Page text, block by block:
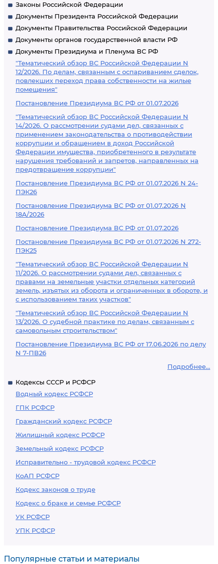
Законы Российской Федерации
Документы Президента Российской Федерации
Документы Правительства Российской Федерации
Документы органов государственной власти РФ
Документы Президиума и Пленума ВС РФ
"Тематический обзор ВС Российской Федерации N
12/2026. По делам, связанным с оспариванием сделок,
повлекших переход права собственности на жилые
помещения"
Постановление Президиума ВС РФ от 01.07.2026
"Тематический обзор ВС Российской Федерации N
14/2026. О рассмотрении судами дел, связанных с
применением законодательства о противодействии
коррупции и обращением в доход Российской
Федерации имущества, приобретенного в результате
нарушения требований и запретов, направленных на
предотвращение коррупции"
Постановление Президиума ВС РФ от 01.07.2026 N 24-
ПЭК26
Постановление Президиума ВС РФ от 01.07.2026 N
18А/2026
Постановление Президиума ВС РФ от 01.07.2026
Постановление Президиума ВС РФ от 01.07.2026 N 272-
ПЭК25
"Тематический обзор ВС Российской Федерации N
11/2026. О рассмотрении судами дел, связанных с
правами на земельные участки отдельных категорий
земель, изъятых из оборота и ограниченных в обороте, и
с использованием таких участков"
"Тематический обзор ВС Российской Федерации N
13/2026. О судебной практике по делам, связанным с
самовольным строительством"
Постановление Президиума ВС РФ от 17.06.2026 по делу
N 7-ПВ26
Подробнее...
Кодексы СССР и РСФСР
Водный кодекс РСФСР
ГПК РСФСР
Гражданский кодекс РСФСР
Жилищный кодекс РСФСР
Земельный кодекс РСФСР
Исправительно - трудовой кодекс РСФСР
КоАП РСФСР
Кодекс законов о труде
Кодекс о браке и семье РСФСР
УК РСФСР
УПК РСФСР
Популярные статьи и материалы